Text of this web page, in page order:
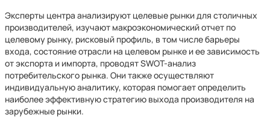
Эксперты центра анализируют целевые рынки для столичных
производителей, изучают макроэкономический отчет по
целевому рынку, рисковый профиль, в том числе барьеры
входа, состояние отрасли на целевом рынке и ее зависимость
от экспорта и импорта, проводят SWOT-анализ
потребительского рынка. Они также осуществляют
индивидуальную аналитику, которая помогает определить
наиболее эффективную стратегию выхода производителя на
зарубежные рынки.